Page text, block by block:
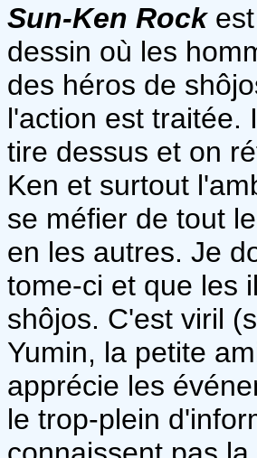
Sun-Ken Rockest
dessin où les
des héros de
l'action est traitée.
tire dessus et on
Ken et surtout
se méfier de tout
en les autres. Je
tome-ci et que les
shôjos. C'est viril
Yumin, la petite
apprécie les
le trop-plein